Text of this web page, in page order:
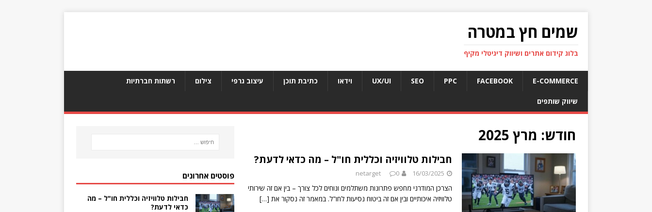
שמים חץ במטרה
בלוג קידום אתרים ושיווק דיגיטלי מקיף
E-COMMERCE
FACEBOOK
PPC
SEO
UX/UI וידאו כתיבת תוכן עיצוב גרפי צילום רשתות חברתיות
שיווק שותפים
חודש: מרץ 2025
חבילות טלוויזיה וכללית חו"ל – מה כדאי לדעת?
16/03/2025
netarget 0
הצרכן המודרני מחפש פתרונות משתלמים ונוחים לכל צורך – בין אם זה שירותי
טלוויזיה איכותיים ובין אם זה ביטוח נסיעות לחו"ל. במאמר זה נסקור את […]
פוסטים אחרונים
חבילות טלוויזיה וכללית חו"ל – מה
כדאי לדעת?